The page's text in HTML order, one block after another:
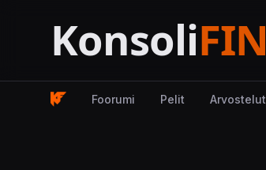
Foorumi Pelit Arvostelut